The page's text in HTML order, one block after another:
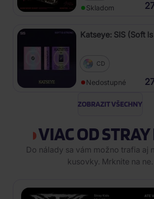
Skladom
Katseye: SIS (Soft
CD
Nedostupné
ZOBRAZIT VŠECHNY
VIAC OD
Do nálady sa vám možno trafia aj
kusovky. Mrknite na ne.